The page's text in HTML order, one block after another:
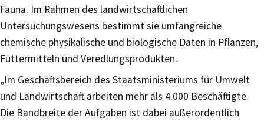
Fauna. Im Rahmen des landwirtschaftlichen
Untersuchungswesens bestimmt sie umfangreiche
chemische physikalische und biologische Daten in Pflanzen,
Futtermitteln und Veredlungsprodukten.
„Im Geschäftsbereich des Staatsministeriums für Umwelt
und Landwirtschaft arbeiten mehr als 4.000 Beschäftigte.
Die Bandbreite der Aufgaben ist dabei außerordentlich